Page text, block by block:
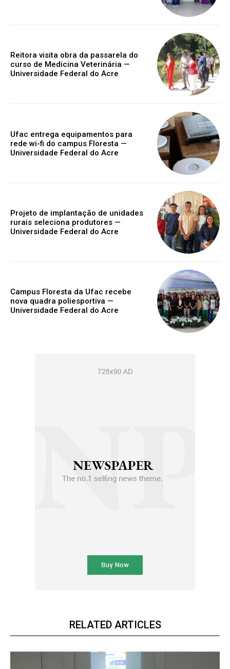
Reitora visita obra da passarela do
curso de Medicina Veterinária —
Universidade Federal do Acre
Ufac entrega equipamentos para
rede wi-fi do campus Floresta —
Universidade Federal do Acre
Projeto de implantação de unidades
rurais seleciona produtores —
Universidade Federal do Acre
Campus Floresta da Ufac recebe
nova quadra poliesportiva —
Universidade Federal do Acre
RELATED ARTICLES